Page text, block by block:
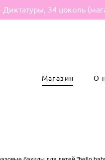
Диктатуры, 34 цоколь
Магазин О